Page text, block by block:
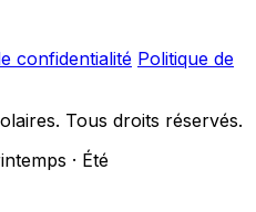
confidentialité Politique de
Tous droits réservés.
· Été